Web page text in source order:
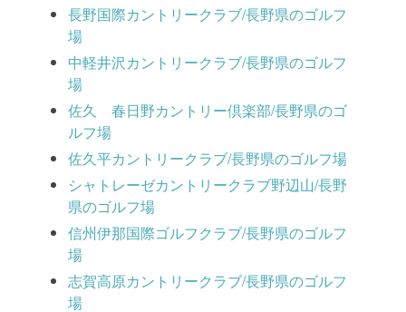
長野国際カントリークラブ/長野県のゴルフ
場
中軽井沢カントリークラブ/長野県のゴルフ
場
佐久 春日野カントリー倶楽部/長野県のゴ
ルフ場
佐久平カントリークラブ/長野県のゴルフ場
シャトレーゼカントリークラブ野辺山/長野
県のゴルフ場
信州伊那国際ゴルフクラブ/長野県のゴルフ
場
志賀高原カントリークラブ/長野県のゴルフ
場